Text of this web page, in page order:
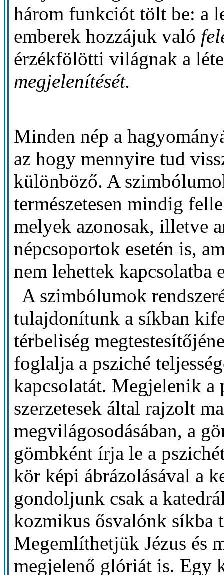
három funkciót tölt be: a
emberek hozzájuk való
érzékfölötti világnak a
megjelenítését.
Minden nép a
az hogy mennyire tud
különböző. A
természetesen mindig
melyek azonosak, illetve
népcsoportok esetén is,
nem lehettek kapcsolatba
A szimbólumok
tulajdonítunk a síkban
térbeliség
foglalja a psziché
kapcsolatát. Megjelenik
szerzetesek által rajzolt
megvilágosodásában, a
gömbként írja le a
kör képi ábrázolásával a
gondoljunk csak a
kozmikus ősvalónk síkba
Megemlíthetjük Jézus és
megjelenő glóriát is. Egy